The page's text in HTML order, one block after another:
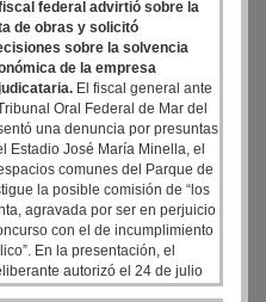
federal advirtió sobre la
de obras y solicitó
sobre la solvencia
de la empresa
El fiscal general ante
Oral Federal de Mar del
una denuncia por presuntas
Estadio José María Minella, el
comunes del Parque de
la posible comisión de “los
agravada por ser en perjuicio
con el de incumplimiento
En la presentación, el
autorizó el 24 de julio
concesión a la única empresa